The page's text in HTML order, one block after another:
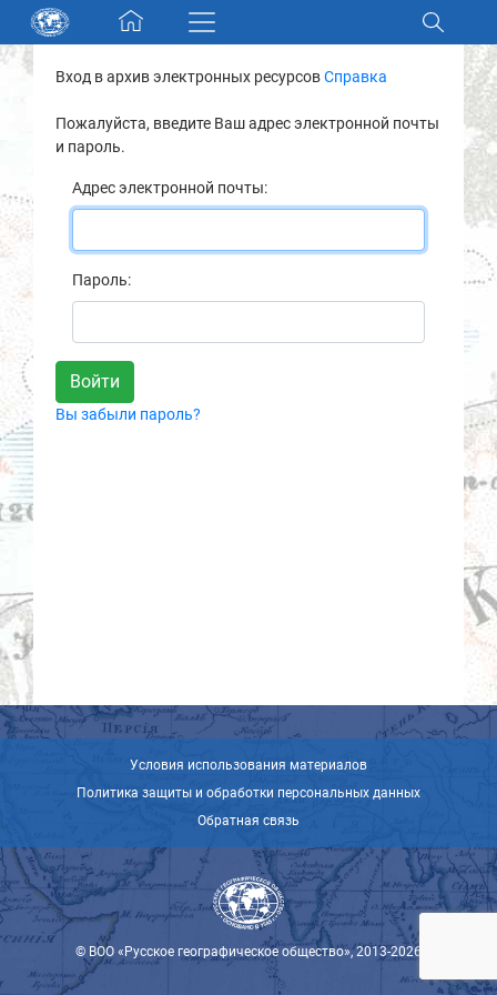
Skip navigation
Разделы и коллекции
Электронный каталог
Новости
О нас
Контакты
Партнеры
Вход в архив электронных ресурсовСправка
Пожалуйста, введите Ваш адрес электронной почты
и пароль.
Адрес электронной почты:
Пароль:
Вы забыли пароль?
Условия использования материалов
Политика защиты и обработки персональных данных
Обратная связь
© ВОО «Русское географическое общество», 2013-2026